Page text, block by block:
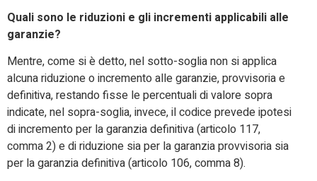
Quali sono le riduzioni e gli incrementi applicabili alle
garanzie?
Mentre, come si è detto, nel sotto-soglia non si applica
alcuna riduzione o incremento alle garanzie, provvisoria e
definitiva, restando fisse le percentuali di valore sopra
indicate, nel sopra-soglia, invece, il codice prevede ipotesi
di incremento per la garanzia definitiva (articolo 117,
comma 2) e di riduzione sia per la garanzia provvisoria sia
per la garanzia definitiva (articolo 106, comma 8).